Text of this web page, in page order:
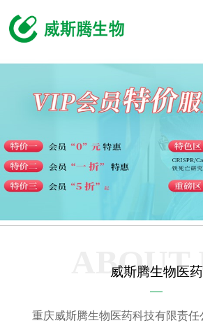
威斯腾生物医药
ABOUT
重庆威斯腾生物医药科技有限责任